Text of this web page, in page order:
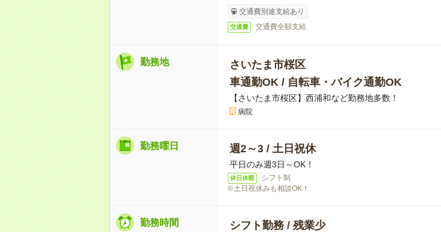
交通費別途支給あり
交通費 交通費全額支給
勤務地
さいたま市桜区
車通勤OK / 自転車・バイク通勤OK
【さいたま市桜区】西浦和など勤務地多数！
病院
勤務曜日 週2～3 / 土日祝休
平日のみ週3日～OK！
休日休暇
シフト制
※土日祝休みも相談OK！
勤務時間 シフト勤務 / 残業少